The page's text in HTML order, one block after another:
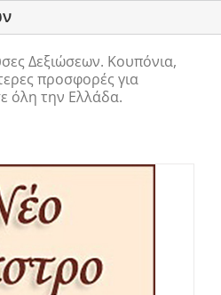
Δεξιώσεων. Κουπόνια,
προσφορές για
όλη την Ελλάδα.